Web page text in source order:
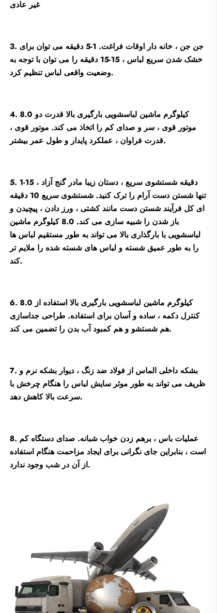
غیر عادی
3. جن جن ، خانه دار اوقات فراغت. 1-5 دقیقه می توان برای
خشک شدن سریع لباس ، 15-15 دقیقه را می توان با توجه به
وضعیت واقعی لباس تنظیم کرد.
4. 8.0 کیلوگرم ماشین لباسشویی بارگیری بالا قدرت دو
موتور قوی ، سر و صدای کم را اتخاذ می کند. موتور قوی ،
قدرت فراوان ، عملکرد پایدار و طول عمر بیشتر.
5. 1-15 دقیقه شستشوی سریع ، دستان زیبا مادر گنج آزاد ،
تنها شستن دست آرام را ترک کنید. شستشوی سریع 10 دقیقه
ای کل فرآیند شستن دست مانند کشتی ، ورز دادن ، پیچیدن و
باز شدن را شبیه سازی می کند. 8.0 کیلوگرم ماشین
لباسشویی با بارگذاری بالا می تواند به طور مستقیم لباس ها
را به طور عمیق شسته و لباس های شسته شده را ملایم تر
کند.
6. 8.0 کیلوگرم ماشین لباسشویی بارگیری بالا استفاده از
کنترل دکمه ، ساده و آسان برای استفاده. طراحی جداسازی
هم شستشو و هم کمبود آب بدن را تضمین می کند.
7. بشکه داخلی الماس از فولاد ضد زنگ ، دیوار بشکه نرم و
ظریف می تواند به طور موثر سایش لباس را هنگام چرخش با
سرعت بالا کاهش دهد.
8. عملیات باس ، برهم زدن خواب شبانه. صدای دستگاه کم
است ، بنابراین جای نگرانی برای ایجاد مزاحمت هنگام استفاده
از آن در شب وجود ندارد.